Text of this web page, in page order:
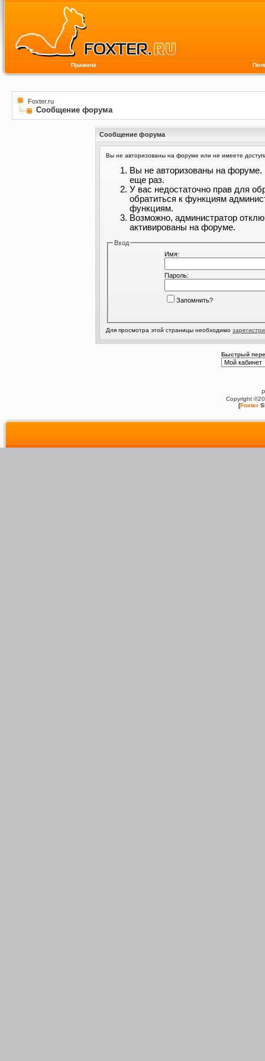
Правила
Foxter.ru
Сообщение форума
Сообщение форума
Вы не авторизованы на форуме или не имеете
Вы не авторизованы на форуме.
еще раз.
У вас недостаточно прав для
обратиться к функциям
функциям.
Возможно, администратор
активированы на форуме.
Вход
Имя:
Пароль:
Запомнить?
Для просмотра этой страницы необходимо
Быстрый
Copyright
[Foxter